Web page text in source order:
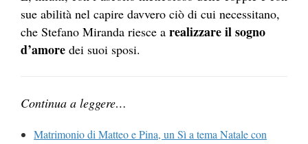
sue abilità nel capire davvero ciò di cui necessitano,
che Stefano Miranda riesce a realizzare il sogno
d’amore dei suoi sposi.
Continua a leggere…
Matrimonio di Matteo e Pina, un Sì a tema Natale con